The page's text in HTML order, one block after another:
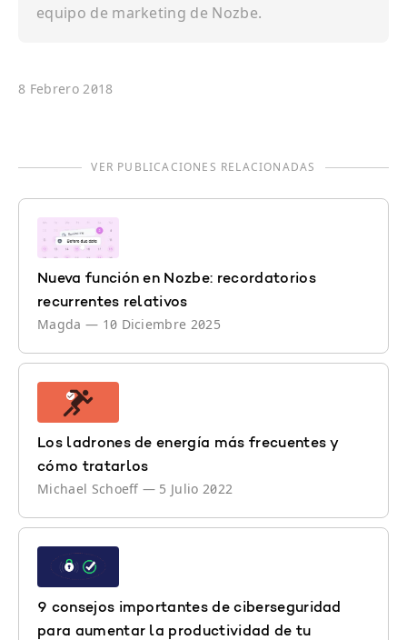
equipo de marketing de Nozbe.
8 Febrero 2018
VER PUBLICACIONES RELACIONADAS
Nueva función en Nozbe: recordatorios
recurrentes relativos
Magda — 10 Diciembre 2025
Los ladrones de energía más frecuentes y
cómo tratarlos
Michael Schoeff — 5 Julio 2022
9 consejos importantes de ciberseguridad
para aumentar la productividad de tu